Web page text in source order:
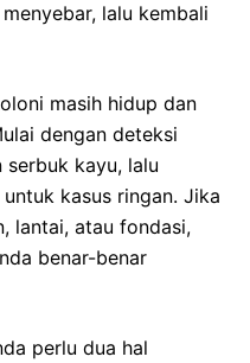
lalu kembali
masih hidup dan
dengan deteksi
kayu, lalu
kasus ringan. Jika
lantai, atau fondasi,
benar-benar
perlu dua hal